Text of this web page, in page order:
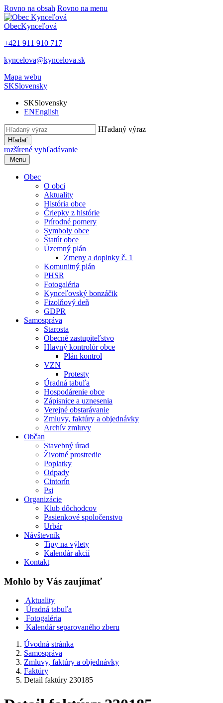
Rovno na obsah Rovno na menu
ObecKynceľová
+421 911 910 717
kyncelova@kyncelova.sk
Mapa webu
SKSlovensky
SKSlovensky
ENEnglish
Hľadaný výraz
Hľadať
rozšírené vyhľadávanie
Menu
Obec
O obci
Aktuality
História obce
Čriepky z histórie
Prírodné pomery
Symboly obce
Štatút obce
Územný plán
Zmeny a doplnky č. 1
Komunitný plán
PHSR
Fotogaléria
Kynceľovský bonzáčik
Fizolňový deň
GDPR
Samospráva
Starosta
Obecné zastupiteľstvo
Hlavný kontrolór obce
Plán kontrol
VZN
Protesty
Úradná tabuľa
Hospodárenie obce
Zápisnice a uznesenia
Verejné obstarávanie
Zmluvy, faktúry a objednávky
Archív zmluvy
Občan
Stavebný úrad
Životné prostredie
Poplatky
Odpady
Cintorín
Psi
Organizácie
Klub dôchodcov
Pasienkové spoločenstvo
Urbár
Návštevník
Tipy na výlety
Kalendár akcií
Kontakt
Mohlo by Vás zaujímať
Aktuality
Úradná tabuľa
Fotogaléria
Kalendár separovaného zberu
Úvodná stránka
Samospráva
Zmluvy, faktúry a objednávky
Faktúry
Detail faktúry 230185